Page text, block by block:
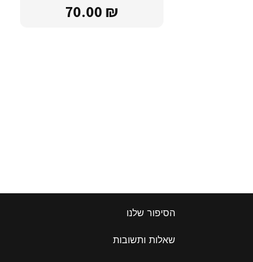
70.00 ₪
הסיפור שלנו
שאלות ותשובות